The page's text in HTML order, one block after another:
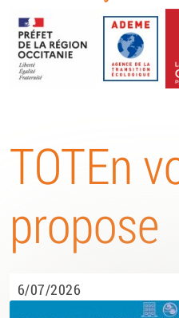
TOTEn
d’Occitanie
TOTEn
propose
6/07/2026